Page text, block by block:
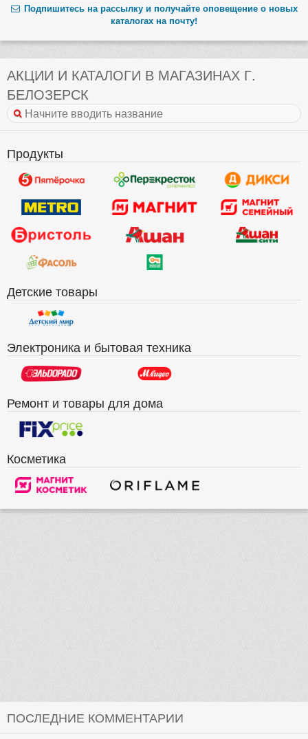
Подпишитесь на рассылку и получайте оповещение о новых
каталогах на почту!
АКЦИИ И КАТАЛОГИ В МАГАЗИНАХ Г.
БЕЛОЗЕРСК
Продукты
Детские товары
Электроника и бытовая техника
Ремонт и товары для дома
Косметика
ПОСЛЕДНИЕ КОММЕНТАРИИ